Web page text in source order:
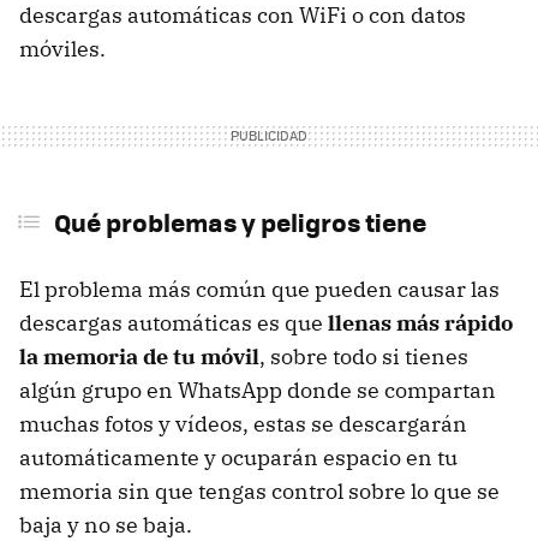
descargas automáticas con WiFi o con datos
móviles.
Qué problemas y peligros tiene
El problema más común que pueden causar las
descargas automáticas es que llenas más rápido
la memoria de tu móvil, sobre todo si tienes
algún grupo en WhatsApp donde se compartan
muchas fotos y vídeos, estas se descargarán
automáticamente y ocuparán espacio en tu
memoria sin que tengas control sobre lo que se
baja y no se baja.